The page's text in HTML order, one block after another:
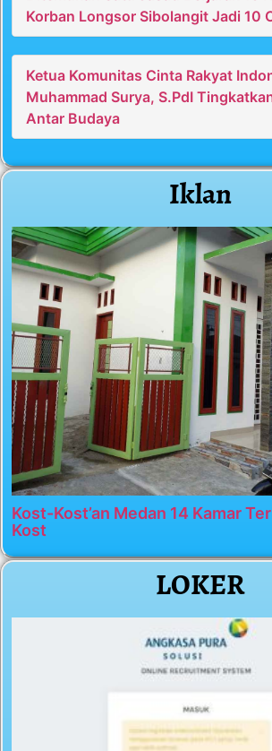
Korban Longsor Sibolangit Jadi 10
Ketua Komunitas Cinta Rakyat
Muhammad Surya, S.PdI
Antar Budaya
Iklan
Kost-Kost’an Medan 14 Kamar
Kost
LOKER